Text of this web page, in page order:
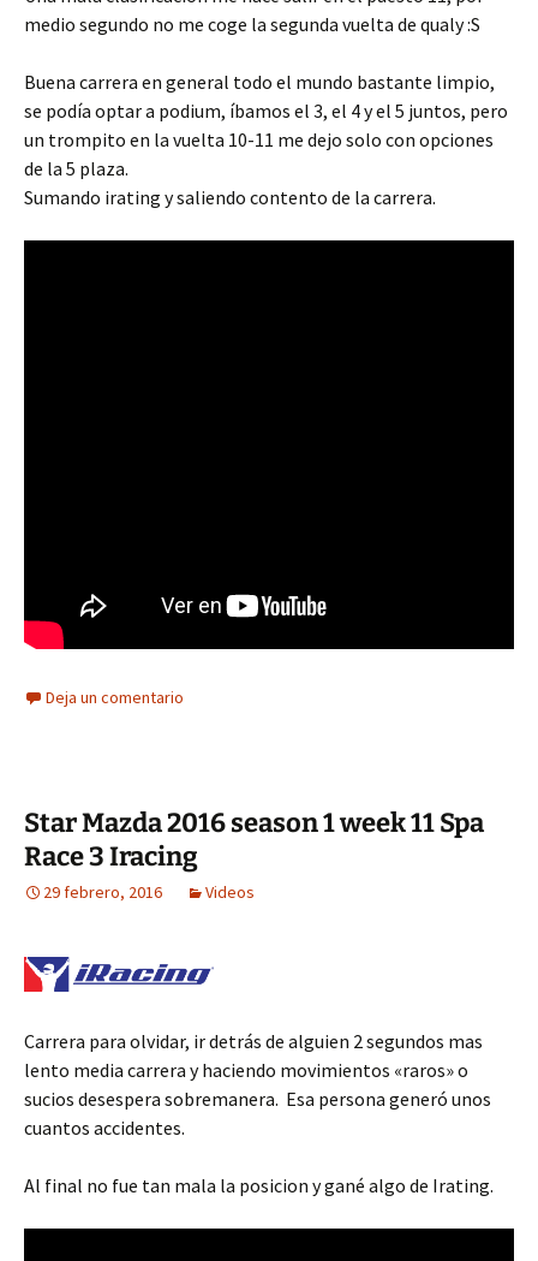
medio segundo no me coge la segunda vuelta de qualy :S
Buena carrera en general todo el mundo bastante limpio,
se podía optar a podium, íbamos el 3, el 4 y el 5 juntos, pero
un trompito en la vuelta 10-11 me dejo solo con opciones
de la 5 plaza.
Sumando irating y saliendo contento de la carrera.
Deja un comentario
Star Mazda 2016 season 1 week 11 Spa
Race 3 Iracing
29 febrero, 2016 Videos
Carrera para olvidar, ir detrás de alguien 2 segundos mas
lento media carrera y haciendo movimientos «raros» o
sucios desespera sobremanera. Esa persona generó unos
cuantos accidentes.
Al final no fue tan mala la posicion y gané algo de Irating.